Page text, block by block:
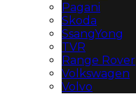
Pagani
Skoda
SsangYong
TVR
Range Rover
Volkswagen
Volvo